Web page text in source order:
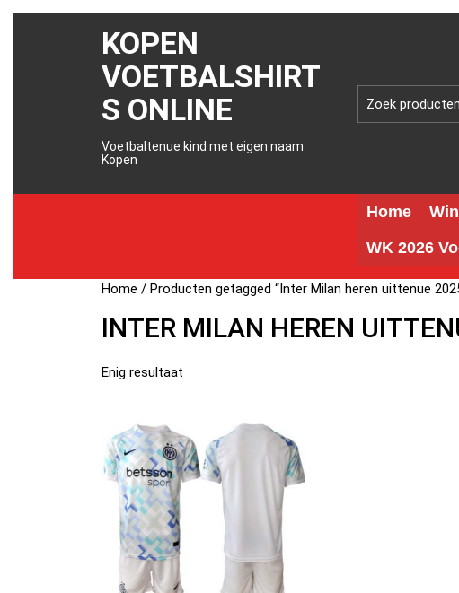
KOPEN
VOETBALSHIRT
S ONLINE
Voetbaltenue kind met eigen naam
Kopen
Home
WK 2026
Home / Producten getagged “Inter Milan heren uittenue
INTER MILAN HEREN
Enig resultaat